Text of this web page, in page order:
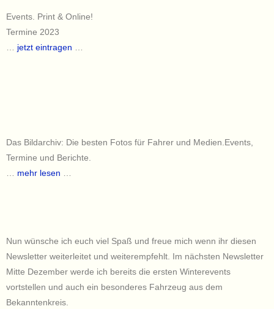
Events. Print & Online!
Termine 2023
jetzt eintragen
Das Bildarchiv: Die besten Fotos für Fahrer und Medien.Events,
Termine und Berichte.
mehr lesen
Nun wünsche ich euch viel Spaß und freue mich wenn ihr diesen
Newsletter weiterleitet und weiterempfehlt. Im nächsten Newsletter
Mitte Dezember werde ich bereits die ersten Winterevents
vortstellen und auch ein besonderes Fahrzeug aus dem
Bekanntenkreis.